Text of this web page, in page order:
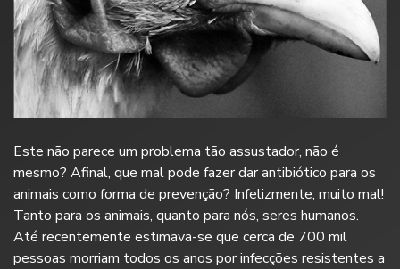
Este não parece um problema tão assustador, não é
mesmo? Afinal, que mal pode fazer dar antibiótico para os
animais como forma de prevenção? Infelizmente, muito mal!
Tanto para os animais, quanto para nós, seres humanos.
Até recentemente estimava-se que cerca de 700 mil
pessoas morriam todos os anos por infecções resistentes a